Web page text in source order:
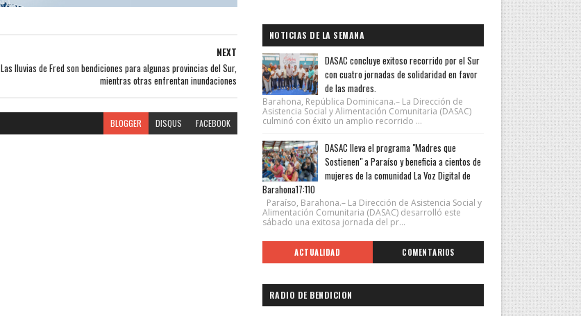
NEXT
Las lluvias de Fred son bendiciones para algunas provincias del Sur,
mientras otras enfrentan inundaciones
BLOGGER DISQUS FACEBOOK
NOTICIAS DE LA SEMANA
DASAC concluye exitoso recorrido por el Sur
con cuatro jornadas de solidaridad en favor
de las madres.
Barahona, República Dominicana.– La Dirección de
Asistencia Social y Alimentación Comunitaria (DASAC)
culminó con éxito un amplio recorrido ...
DASAC lleva el programa "Madres que
Sostienen" a Paraíso y beneficia a cientos de
mujeres de la comunidad La Voz Digital de
Barahona17:110
Paraíso, Barahona.– La Dirección de Asistencia Social y
Alimentación Comunitaria (DASAC) desarrolló este
sábado una exitosa jornada del pr...
ACTUALIDAD COMENTARIOS
RADIO DE BENDICION